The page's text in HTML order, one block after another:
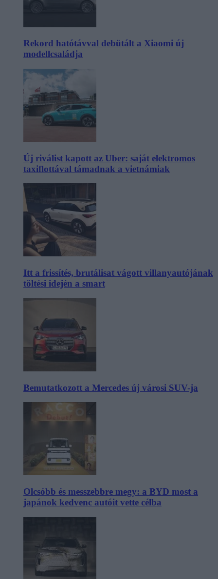
Rekord hatótávval debütált a Xiaomi új
modellcsaládja
Új riválist kapott az Uber: saját elektromos
taxiflottával támadnak a vietnámiak
Itt a frissítés, brutálisat vágott villanyautójának
töltési idején a smart
Bemutatkozott a Mercedes új városi SUV-ja
Olcsóbb és messzebbre megy: a BYD most a
japánok kedvenc autóit vette célba